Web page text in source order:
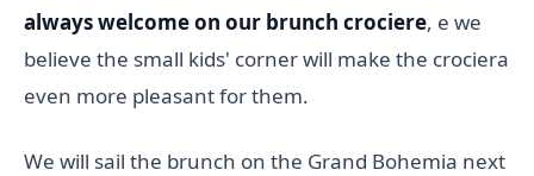
always welcome on our brunch crociere, e we
believe the small kids' corner will make the crociera
even more pleasant for them.
We will sail the brunch on the Grand Bohemia next